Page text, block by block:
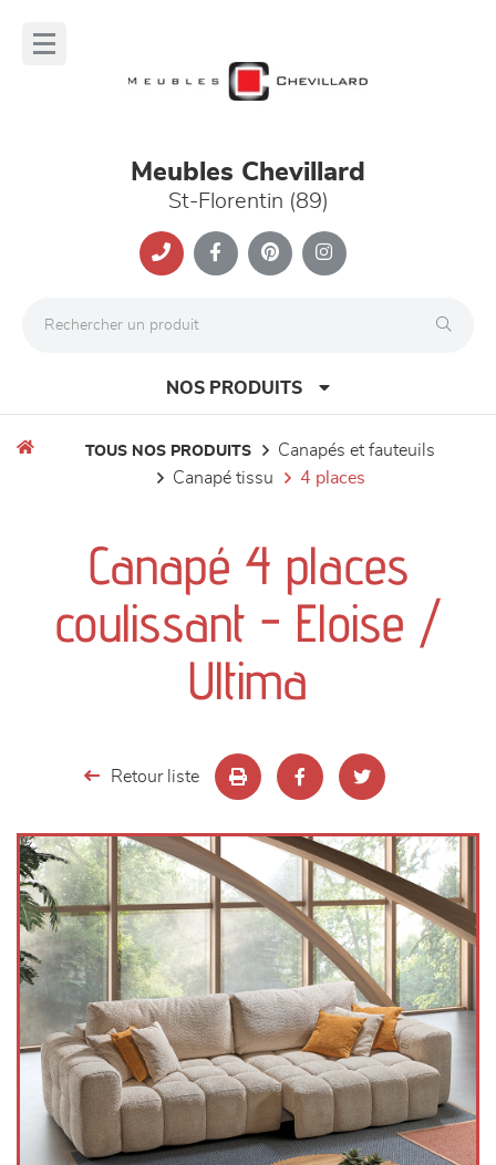
Meubles Chevillard
St-Florentin (89)
NOS PRODUITS
séjours
meubles de complément
TOUS NOS PRODUITS
canapés et fauteuils
canapé tissu
4 places
Canapé 4 places
coulissant - Eloise /
Ultima
Retour liste